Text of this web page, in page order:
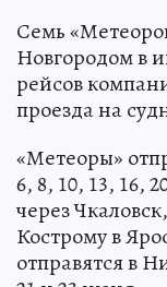
Семь
Новгородом в
рейсов
проезда на
«Метеоры»
6, 8, 10, 13, 16,
через
Кострому в
отправятся в